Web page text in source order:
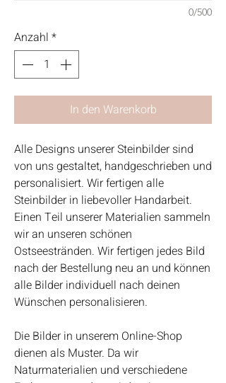
0/500
Anzahl *
In den Warenkorb
Alle Designs unserer Steinbilder sind
von uns gestaltet, handgeschrieben und
personalisiert. Wir fertigen alle
Steinbilder in liebevoller Handarbeit.
Einen Teil unserer Materialien sammeln
wir an unseren schönen
Ostseestränden. Wir fertigen jedes Bild
nach der Bestellung neu an und können
alle Bilder individuell nach deinen
Wünschen personalisieren.
Die Bilder in unserem Online-Shop
dienen als Muster. Da wir
Naturmaterialien und verschiedene